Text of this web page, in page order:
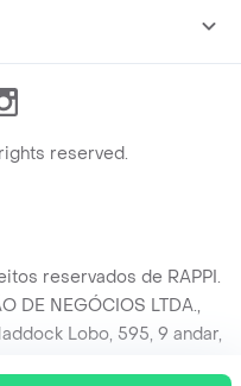
Instagram
reserved.
reservados de RAPPI.
DE NEGÓCIOS LTDA.,
Lobo, 595, 9 andar,